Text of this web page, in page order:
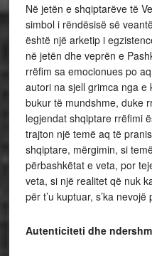
Në jetën e shqiptarëve të
simbol i rëndësisë së
është një arketip i
në jetën dhe veprën e
rrëfim sa emocionues po
autori na sjell grimca nga
bukur të mundshme, duke
legjendat shqiptare rrëfimi
trajton një temë aq të
shqiptare, mërgimin, si
përbashkëtat e veta, por
veta, si një realitet që nuk
për t’u kuptuar, s’ka nevojë
Autenticiteti dhe